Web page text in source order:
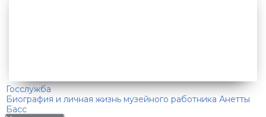
Госслужба
Биография и личная жизнь музейного работника Анетты
Басс